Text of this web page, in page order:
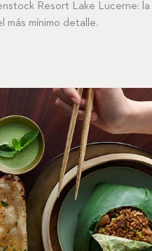
Resort Lake Lucerne:
más mínimo detalle.